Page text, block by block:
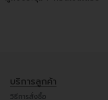
บริการลูกค้า
วิธีการสั่งซื้อ